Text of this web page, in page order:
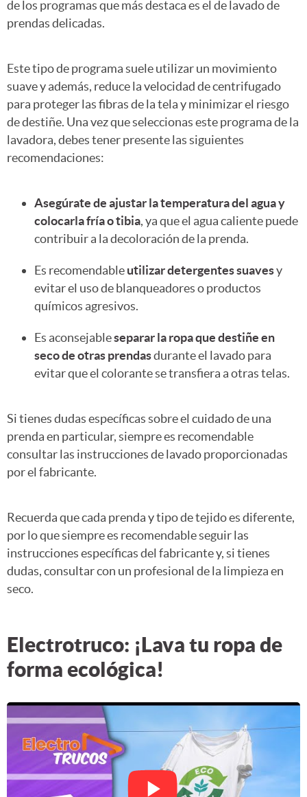
de los programas que más destaca es el de lavado de
prendas delicadas.
Este tipo de programa suele utilizar un movimiento
suave y además, reduce la velocidad de centrifugado
para proteger las fibras de la tela y minimizar el riesgo
de destiñe. Una vez que seleccionas este programa de la
lavadora, debes tener presente las siguientes
recomendaciones:
Asegúrate de ajustar la temperatura del agua y
colocarla fría o tibia, ya que el agua caliente puede
contribuir a la decoloración de la prenda.
Es recomendableutilizar detergentes suavesy
evitar el uso de blanqueadores o productos
químicos agresivos.
Es aconsejableseparar la ropa que destiñe en
seco de otras prendasdurante el lavado para
evitar que el colorante se transfiera a otras telas.
Si tienes dudas específicas sobre el cuidado de una
prenda en particular, siempre es recomendable
consultar las instrucciones de lavado proporcionadas
por el fabricante.
Recuerda que cada prenda y tipo de tejido es diferente,
por lo que siempre es recomendable seguir las
instrucciones específicas del fabricante y, si tienes
dudas, consultar con un profesional de la limpieza en
seco.
Electrotruco: ¡Lava tu ropa de
forma ecológica!